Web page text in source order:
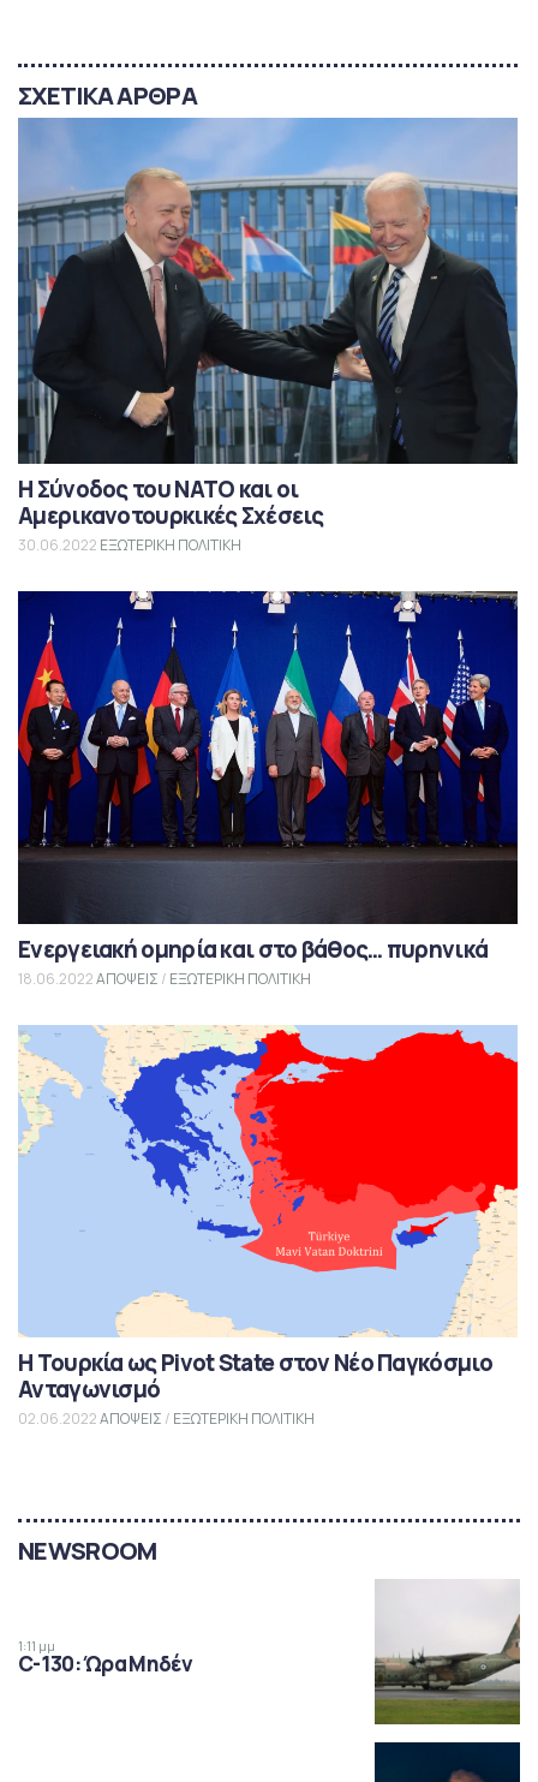
ΣΧΕΤΙΚΑ ΑΡΘΡΑ
Η Σύνοδος του ΝΑΤΟ και οι
Αμερικανοτουρκικές Σχέσεις
30.06.2022 ΕΞΩΤΕΡΙΚΗ ΠΟΛΙΤΙΚΗ
Ενεργειακή ομηρία και στο βάθος… πυρηνικά
18.06.2022ΑΠΟΨΕΙΣ / ΕΞΩΤΕΡΙΚΗ ΠΟΛΙΤΙΚΗ
Η Τουρκία ως Pivot State στον Νέο Παγκόσμιο
Ανταγωνισμό
02.06.2022ΑΠΟΨΕΙΣ / ΕΞΩΤΕΡΙΚΗ ΠΟΛΙΤΙΚΗ
NEWSROOM
1:11 μμ
C-130: Ώρα Μηδέν